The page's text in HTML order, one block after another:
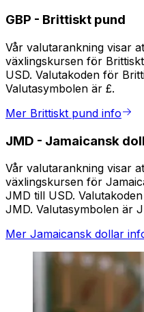
GBP - Brittiskt pund
Vår valutarankning visar
växlingskursen för
USD. Valutakoden för
Valutasymbolen är £.
Mer Brittiskt pund info
JMD - Jamaicansk
Vår valutarankning visar
växlingskursen för
JMD till USD.
JMD. Valutasymbolen är
Mer Jamaicansk dollar